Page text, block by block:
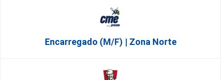
Encarregado (m/f) | Zona Norte